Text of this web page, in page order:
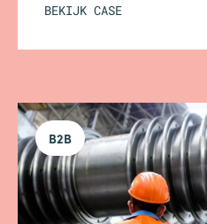
BEKIJK CASE
B2B